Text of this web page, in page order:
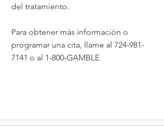
del tratamiento.
Para obtener más información o
programar una cita, llame al 724-981-
7141 o al 1-800-GAMBLE